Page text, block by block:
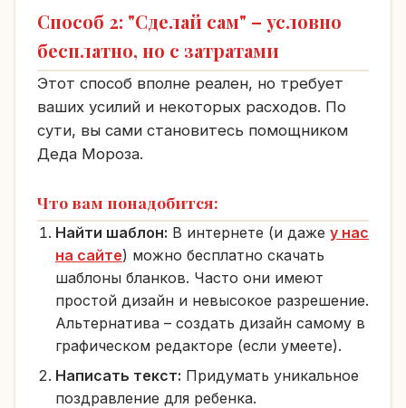
Способ 2: "Сделай сам" – условно
бесплатно, но с затратами
Этот способ вполне реален, но требует
ваших усилий и некоторых расходов. По
сути, вы сами становитесь помощником
Деда Мороза.
Что вам понадобится:
Найти шаблон: В интернете (и даже у нас
на сайте) можно бесплатно скачать
шаблоны бланков. Часто они имеют
простой дизайн и невысокое разрешение.
Альтернатива – создать дизайн самому в
графическом редакторе (если умеете).
Написать текст: Придумать уникальное
поздравление для ребенка.